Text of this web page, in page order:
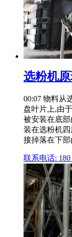
选粉机
00:07 物料从
盘叶片上,由
被安装在底
装在选粉机
接掉落在下部
联系电话: 180